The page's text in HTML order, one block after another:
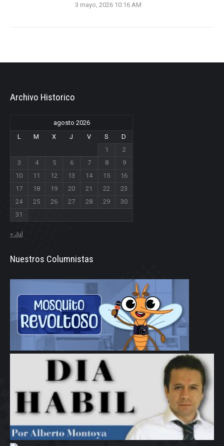
3 mayo, 2026 10:16 AM
Archivo Historico
agosto 2026
L
M X J V S
D
1
2
3
4 5 6 7 8
9
10
11 12 13 14 15
16
17
18 19 20 21 22
23
24
25 26 27 28 29
30
31
« Jul
Nuestros Columnistas